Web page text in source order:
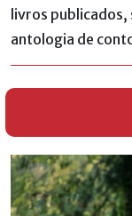
livros
antologia de